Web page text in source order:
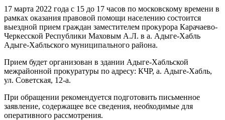
17 марта 2022 года с 15 до 17 часов по московскому времени в
рамках оказания правовой помощи населению состоится
выездной прием граждан заместителем прокурора Карачаево-
Черкесской Республики Маховым А.Л. в а. Адыге-Хабль
Адыге-Хабльского муниципального района.
Прием будет организован в здании Адыге-Хабльской
межрайонной прокуратуры по адресу: КЧР, а. Адыге-Хабль,
ул. Советская, 12-а.
При обращении рекомендуется подготовить письменное
заявление, содержащее все сведения, необходимые для
оперативного рассмотрения.